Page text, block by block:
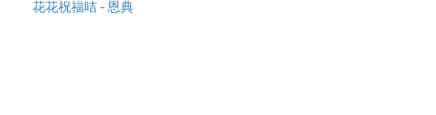
花花祝福咭 - 恩典